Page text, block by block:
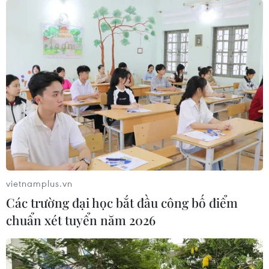
Báo chí Đông Nam Á "dậy
sóng" vì tuyển Việt Nam,
chỉ ra lý do Indonesia thua
đau
04/08/2026 02:32
'Hủy diệt' Indonesia 3-0,
tuyển Việt Nam khẳng định
vị thế nhà vô địch ASEAN
Cup
03/08/2026 15:39
ASEAN Cup 2026: Tuyển
Việt Nam bước vào thử
Xem trực tiếp Indonesia-
Việt Nam tại ASEAN Cup
vietnamplus.vn
Các trường đại học bắt đầu công bố điểm
chuẩn xét tuyển năm 2026